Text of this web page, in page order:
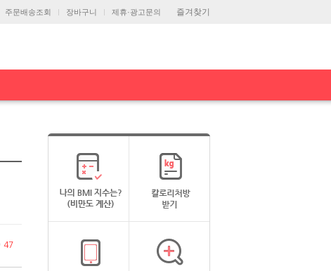
즐겨찾기
주문배송조회 장바구니 제휴·광고문의
47